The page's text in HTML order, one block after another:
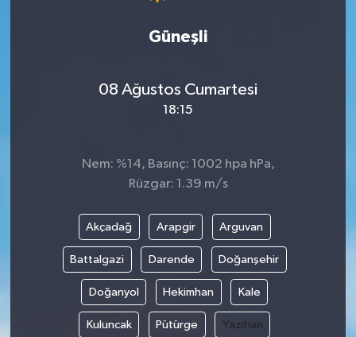
Güneşli
08 Ağustos Cumartesi
18:15
Nem: %14, Basınç: 1002 hpa hPa,
Rüzgar: 1.39 m/s
Akçadağ Arapgir Arguvan
Battalgazi Darende Doğanşehir
Doğanyol Hekimhan Kale
Kuluncak Pütürge Yazıhan